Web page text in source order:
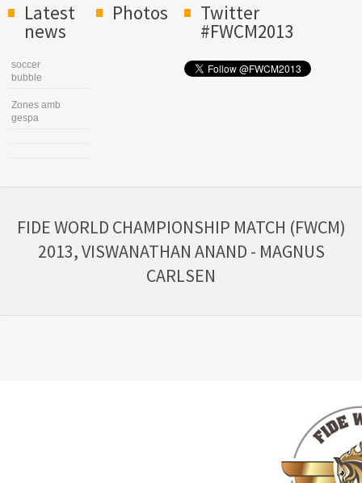
Latest
news
soccer
bubble
Zones amb
gespa
Photos Twitter
#FWCM2013
FIDE WORLD CHAMPIONSHIP MATCH (FWCM)
2013, VISWANATHAN ANAND - MAGNUS
CARLSEN